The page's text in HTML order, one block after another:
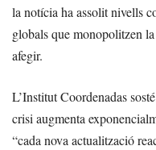
la notícia ha assolit nivells
globals que monopolitzen
afegir.
L’Institut Coordenadas
crisi augmenta
“cada nova actualització